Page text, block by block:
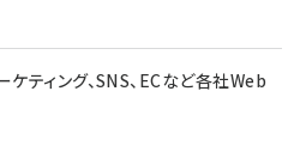
ティング、SNS、ECなど各社Web